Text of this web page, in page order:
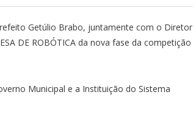
Getúlio Brabo, juntamente com o Diretor
DE ROBÓTICA da nova fase da competição
Municipal e a Instituição do Sistema